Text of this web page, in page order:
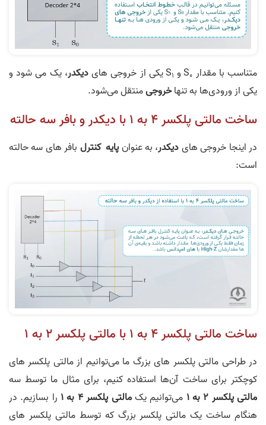
متناسب با مقدار S 0 و S 1 یکی از خروجی هایدیکدر، یک می شود و
یکی از ورودی‌ها به تنهاخروجیمنتقل می‌شود.
ساخت مالتی پلکسر 4 به 1 با دیکدر و بافر سه حالته
در اینجا خروجی هایدیکدر، به عنوانپایه کنترل بافر های سه حالته
است:
ساخت مالتی پلکسر 4 به 1 با مالتی پلکسر 2 به 1
در طراحی مالتی پلکسر های بزرگ ما می‌توانیم از مالتی پلکسر های
کوچکتر برای ساخت آن‌ها استفاده کنیم، برای مثال ما توسط سه
مالتی پلکسر 2 به1 می‌توانیم یکمالتی پلکسر4 به1 را بسازیم. در
هنگام ساخت یک مالتی پلکسر بزرگ که توسط مالتی پلکسر های